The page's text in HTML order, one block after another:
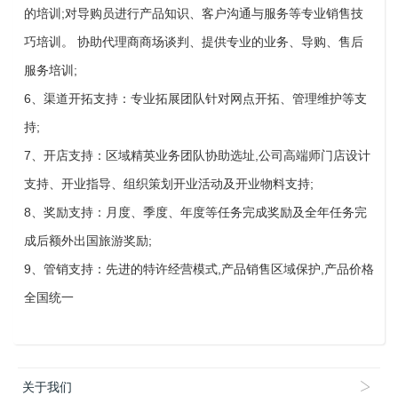
的培训;对导购员进行产品知识、客户沟通与服务等专业销售技
巧培训。 协助代理商商场谈判、提供专业的业务、导购、售后
服务培训;
6、渠道开拓支持：专业拓展团队针对网点开拓、管理维护等支
持;
7、开店支持：区域精英业务团队协助选址,公司高端师门店设计
支持、开业指导、组织策划开业活动及开业物料支持;
8、奖励支持：月度、季度、年度等任务完成奖励及全年任务完
成后额外出国旅游奖励;
9、管销支持：先进的特许经营模式,产品销售区域保护,产品价格
全国统一
关于我们